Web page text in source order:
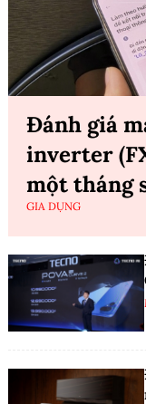
Đánh giá
inverter
một tháng
GIA DỤNG